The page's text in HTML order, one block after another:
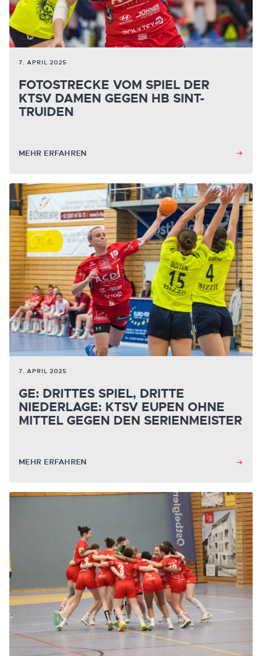
7. APRIL 2025
FOTOSTRECKE VOM SPIEL DER
KTSV DAMEN GEGEN HB SINT-
TRUIDEN
MEHR ERFAHREN
7. APRIL 2025
GE: DRITTES SPIEL, DRITTE
NIEDERLAGE: KTSV EUPEN OHNE
MITTEL GEGEN DEN SERIENMEISTER
MEHR ERFAHREN